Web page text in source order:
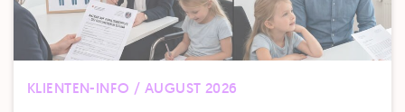
KLIENTEN-INFO / AUGUST 2026